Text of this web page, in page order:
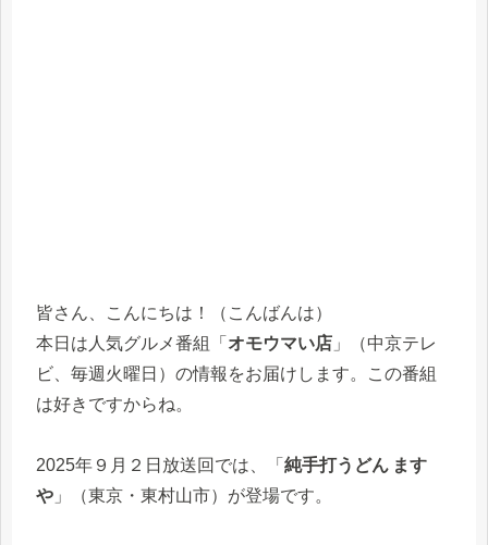
皆さん、こんにちは！（こんばんは）
本日は人気グルメ番組「 オモウマい店 」（中京テレ
ビ、毎週火曜日）の情報をお届けします。この番組
は好きですからね。
2025年９月２日放送回では、「 純手打うどん ます
や 」（東京・東村山市）が登場です。